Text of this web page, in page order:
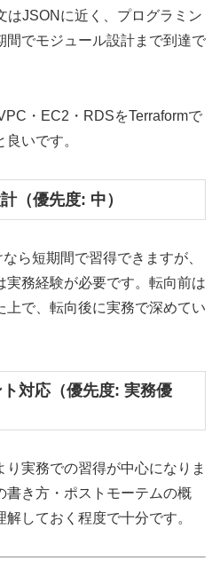
はJSONに近く、プログラミン
間でモジュール設計まで到達で
・EC2・RDSをTerraformで
いです。
（優先度: 中）
ら短期間で習得できますが、
実務経験が必要です。転向前は
上で、転向後に実務で深めてい
対応（優先度: 実務優
実務での習得が中心になりま
書き方・ポストモーテムの概
しておく程度で十分です。